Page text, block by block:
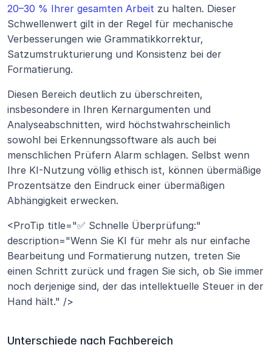
20–30 % Ihrer gesamten Arbeit zu halten. Dieser
Schwellenwert gilt in der Regel für mechanische
Verbesserungen wie Grammatikkorrektur,
Satzumstrukturierung und Konsistenz bei der
Formatierung.
Diesen Bereich deutlich zu überschreiten,
insbesondere in Ihren Kernargumenten und
Analyseabschnitten, wird höchstwahrscheinlich
sowohl bei Erkennungssoftware als auch bei
menschlichen Prüfern Alarm schlagen. Selbst wenn
Ihre KI-Nutzung völlig ethisch ist, können übermäßige
Prozentsätze den Eindruck einer übermäßigen
Abhängigkeit erwecken.
<ProTip title="✅ Schnelle Überprüfung:"
description="Wenn Sie KI für mehr als nur einfache
Bearbeitung und Formatierung nutzen, treten Sie
einen Schritt zurück und fragen Sie sich, ob Sie immer
noch derjenige sind, der das intellektuelle Steuer in der
Hand hält." />
Unterschiede nach Fachbereich